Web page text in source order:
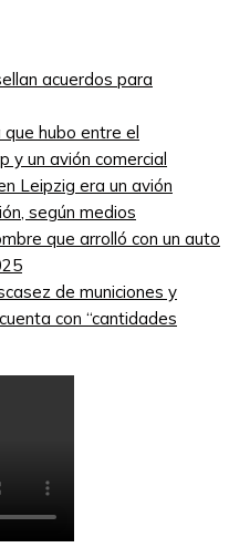
acuerdos para
hubo entre el
y un avión comercial
Leipzig era un avión
según medios
que arrolló con un auto
de municiones y
con “cantidades